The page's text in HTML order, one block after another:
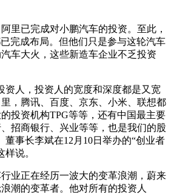
里已完成对小鹏汽车的投资。至此，
完成布局。但他们只是参与这轮汽车
车大火，这些新造车企业不乏投资
资人，投资人的宽度和深度都是又宽
，腾讯、百度、京东、小米、联想都
投资机构TPG等等，还有中国最主要
招商银行、兴业等等，也是我们的股
董事长李斌在12月10日举办的“创业者
说。
业正在经历一波大的变革浪潮，蔚来
潮的变革者。他对所有的投资人